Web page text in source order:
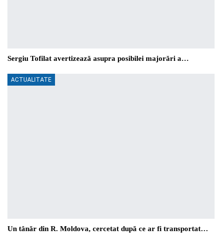
Sergiu Tofilat avertizează asupra posibilei majorări a…
ACTUALITATE
Un tânăr din R. Moldova, cercetat după ce ar fi transportat…